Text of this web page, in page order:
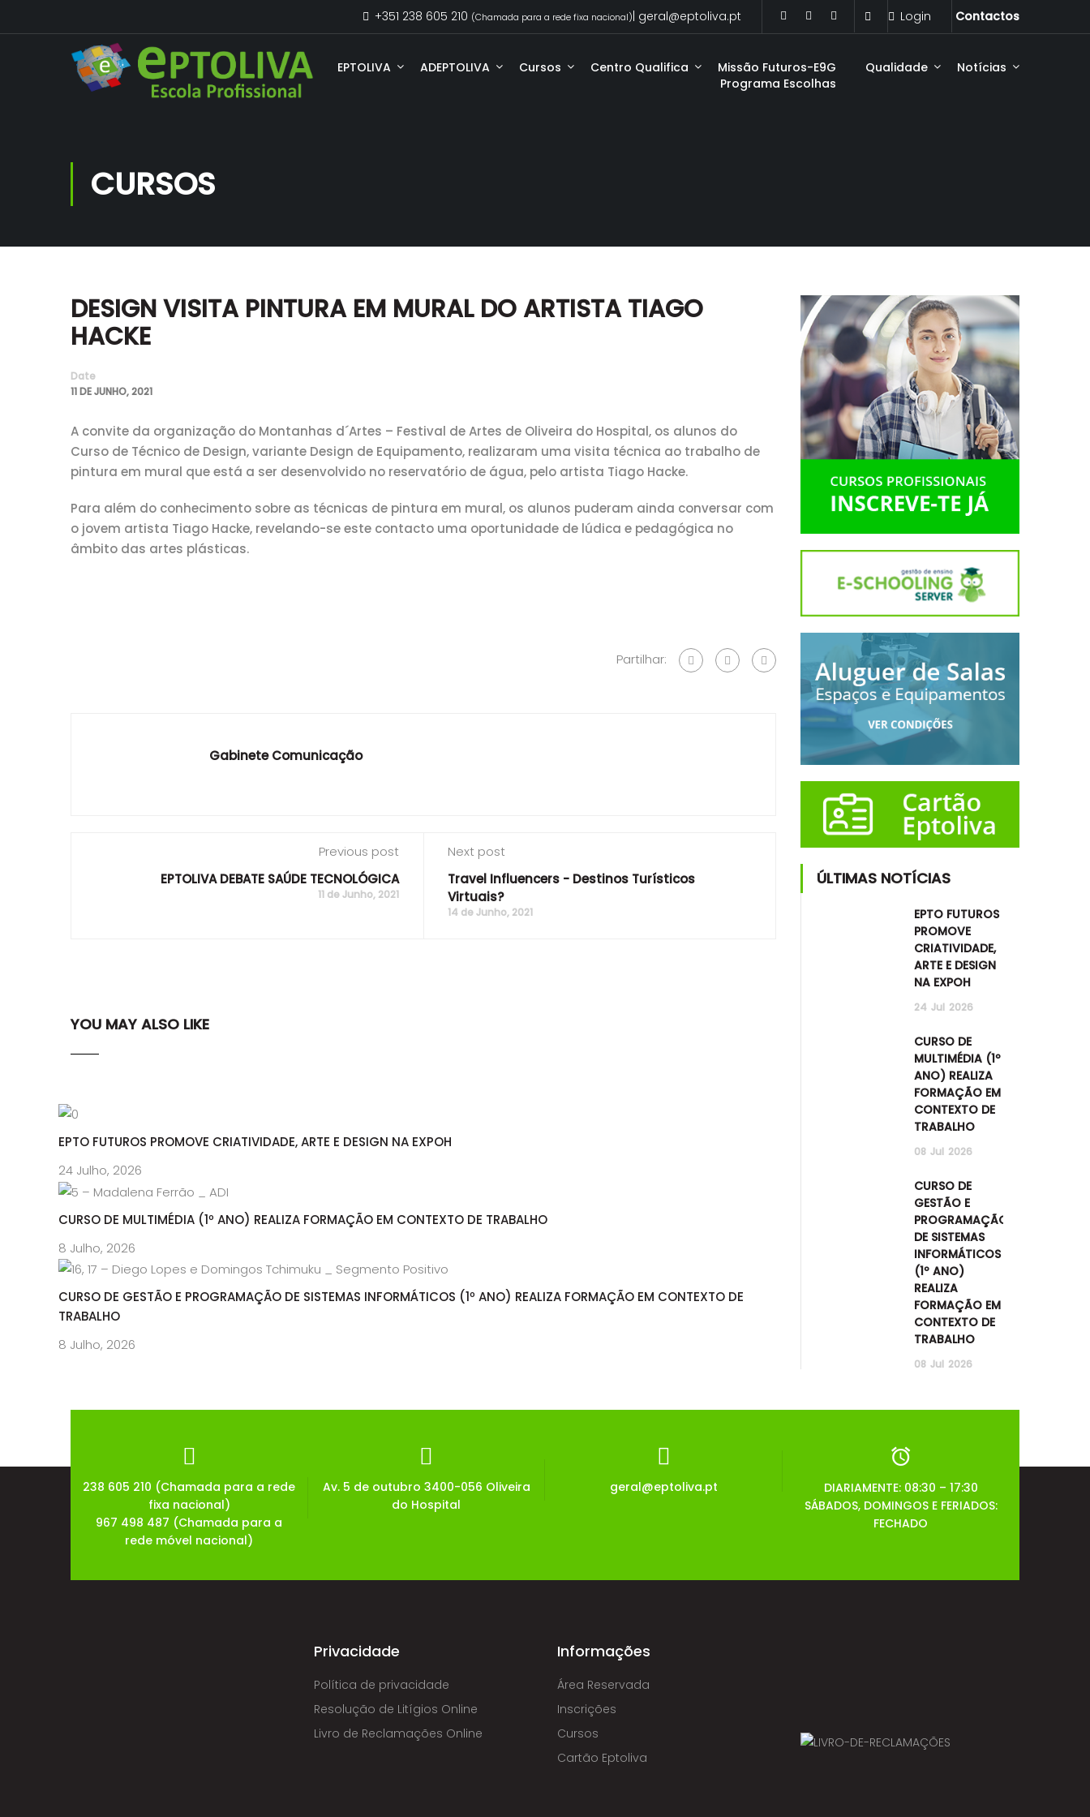
Login Contactos
+351 238 605 210 (Chamada para a rede fixa nacional) | geral@eptoliva.pt
EPTOLIVA ADEPTOLIVA Cursos Centro Qualifica
Missão Futuros-E9G
Programa Escolhas
Qualidade Notícias
CURSOS
DESIGN VISITA PINTURA EM MURAL DO ARTISTA TIAGO
HACKE
Date
11 DE JUNHO, 2021
A convite da organização do Montanhas d´Artes – Festival de Artes de Oliveira do Hospital, os alunos do
Curso de Técnico de Design, variante Design de Equipamento, realizaram uma visita técnica ao trabalho de
pintura em mural que está a ser desenvolvido no reservatório de água, pelo artista Tiago Hacke.
Para além do conhecimento sobre as técnicas de pintura em mural, os alunos puderam ainda conversar com
o jovem artista Tiago Hacke, revelando-se este contacto uma oportunidade de lúdica e pedagógica no
âmbito das artes plásticas.
Partilhar:
Gabinete Comunicação
Previous post
EPTOLIVA DEBATE SAÚDE TECNOLÓGICA
11 de Junho, 2021
Next post
Travel Influencers - Destinos Turísticos
Virtuais?
14 de Junho, 2021
YOU MAY ALSO LIKE
EPTO FUTUROS PROMOVE CRIATIVIDADE, ARTE E DESIGN NA EXPOH
24 Julho, 2026
CURSO DE MULTIMÉDIA (1º ANO) REALIZA FORMAÇÃO EM CONTEXTO DE TRABALHO
8 Julho, 2026
CURSO DE GESTÃO E PROGRAMAÇÃO DE SISTEMAS INFORMÁTICOS (1º ANO) REALIZA FORMAÇÃO EM CONTEXTO DE
TRABALHO
8 Julho, 2026
ÚLTIMAS NOTÍCIAS
EPTO FUTUROS
PROMOVE
CRIATIVIDADE,
ARTE E DESIGN
NA EXPOH
24 Jul 2026
CURSO DE
MULTIMÉDIA (1º
ANO) REALIZA
FORMAÇÃO EM
CONTEXTO DE
TRABALHO
08 Jul 2026
CURSO DE
GESTÃO E
PROGRAMAÇÃO
DE SISTEMAS
INFORMÁTICOS
(1º ANO)
REALIZA
FORMAÇÃO EM
CONTEXTO DE
TRABALHO
08 Jul 2026
238 605 210 (Chamada para a rede
fixa nacional)
967 498 487 (Chamada para a
rede móvel nacional)
Av. 5 de outubro 3400-056 Oliveira
do Hospital
geral@eptoliva.pt
DIARIAMENTE: 08:30 – 17:30
SÁBADOS, DOMINGOS E FERIADOS:
FECHADO
Privacidade
Política de privacidade
Resolução de Litígios Online
Livro de Reclamações Online
Informações
Área Reservada
Inscrições
Cursos
Cartão Eptoliva